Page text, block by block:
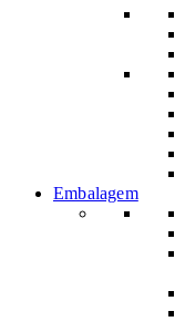
Embalagem